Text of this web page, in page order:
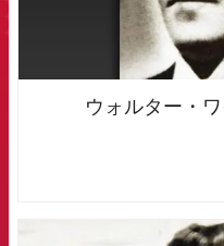
ウォルター・